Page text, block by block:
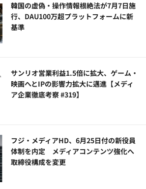
韓国の虚偽・操作情報根絶法が7月7日施
行、DAU100万超プラットフォームに新
基準
サンリオ営業利益1.5倍に拡大、ゲーム・
映画へとIPの影響力拡大に邁進【メディ
ア企業徹底考察 #319】
フジ・メディアHD、6月25日付の新役員
体制を内定 メディアコンテンツ強化へ
取締役構成を変更